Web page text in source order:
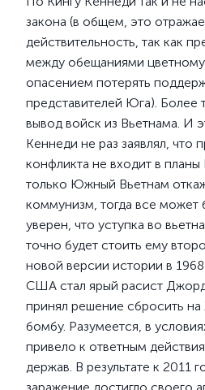
закона (в общем, это
действительность, так как
между обещаниями цветному
опасением потерять
представителей Юга). Более
вывод войск из Вьетнама. И
Кеннеди не раз заявлял, что
конфликта не входит в
только Южный Вьетнам
коммунизм, тогда все может
уверен, что уступка во
точно будет стоить ему
новой версии истории в
США стал ярый расист
принял решение сбросить
бомбу. Разумеется, в
привело к ответным
держав. В результате к 2011